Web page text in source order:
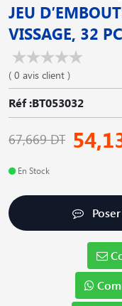
JEU
VISSAGE, 32
( 0 avis client )
Réf :BT053032
67,669 DT
En Stock